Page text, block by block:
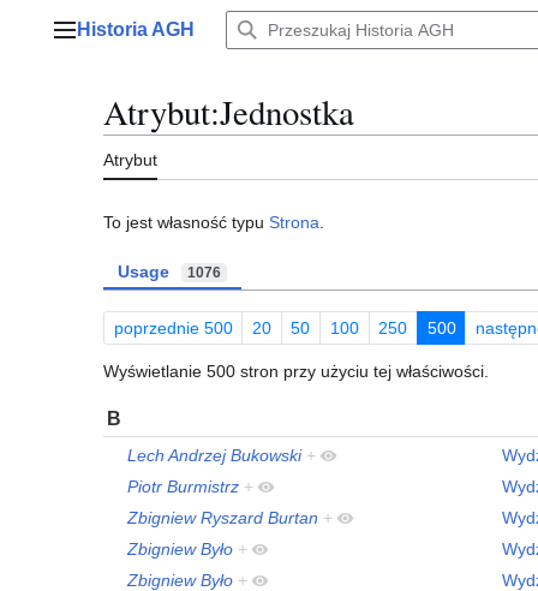
Menu główne
Historia AGH
Atrybut:Jednostka
Atrybut
To jest własność typu Strona
Usage 1076
poprzednie 500 20 50 100 250 500
Wyświetlanie 500 stron przy użyciu tej właściwości.
B
Lech Andrzej Bukowski +
Piotr Burmistrz +
Zbigniew Ryszard Burtan +
Zbigniew Było +
Zbigniew Było +